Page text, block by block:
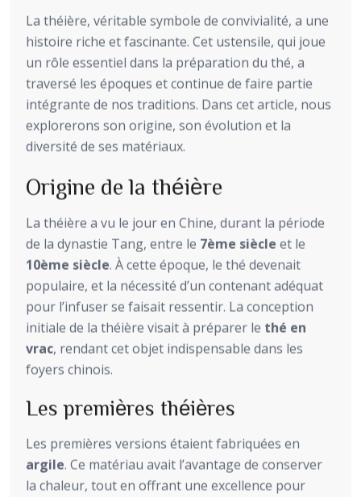
La théière, véritable symbole de convivialité, a une
histoire riche et fascinante. Cet ustensile, qui joue
un rôle essentiel dans la préparation du thé, a
traversé les époques et continue de faire partie
intégrante de nos traditions. Dans cet article, nous
explorerons son origine, son évolution et la
diversité de ses matériaux.
Origine de la théière
La théière a vu le jour en Chine, durant la période
de la dynastie Tang, entre le 7ème siècle et le
10ème siècle. À cette époque, le thé devenait
populaire, et la nécessité d’un contenant adéquat
pour l’infuser se faisait ressentir. La conception
initiale de la théière visait à préparer le thé en
vrac, rendant cet objet indispensable dans les
foyers chinois.
Les premières théières
Les premières versions étaient fabriquées en
argile. Ce matériau avait l’avantage de conserver
la chaleur, tout en offrant une excellence pour